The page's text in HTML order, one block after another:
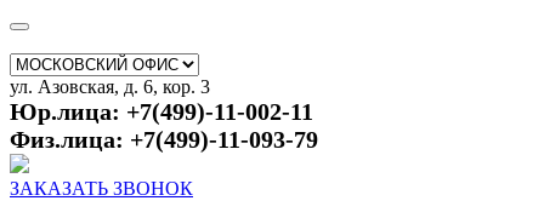
ул. Азовская, д. 6, кор. 3
Юр.лица: +7(499)-11-002-11
Физ.лица: +7(499)-11-093-79
ЗАКАЗАТЬ ЗВОНОК